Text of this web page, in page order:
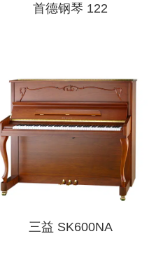
首德钢琴 122
三益 SK600NA